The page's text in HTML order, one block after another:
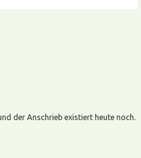
der Anschrieb existiert heute noch.